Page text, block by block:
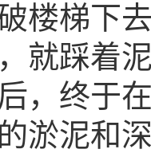
楼梯下
就踩着
，终于
淤泥和